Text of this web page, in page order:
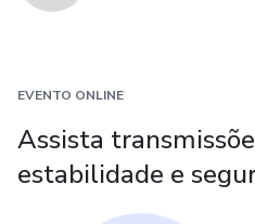
_como sair do automático;
_como dar os primeiros
EVENTO ONLINE
Assista
estabilidade e